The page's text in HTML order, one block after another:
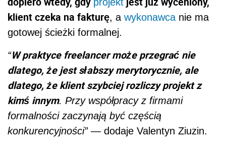
klient czeka na fakturę, a wykonawca nie ma
gotowej ścieżki formalnej.
“W praktyce freelancer może przegrać nie
dlatego, że jest słabszy merytorycznie, ale
dlatego, że klient szybciej rozliczy projekt z
kimś innym. Przy współpracy z firmami
formalności zaczynają być częścią
konkurencyjności”— dodaje Valentyn Ziuzin.